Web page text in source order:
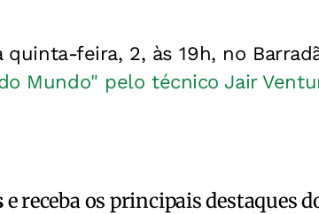
feira, 2, às 19h, no
Mundo" pelo técnico Jair
e receba os principais destaques